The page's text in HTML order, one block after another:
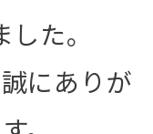
た。
にありが